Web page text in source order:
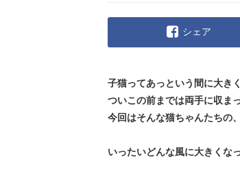
シェア
子猫ってあっという間に大き
ついこの前までは両手に収ま
今回はそんな猫ちゃんたちの
いったいどんな風に大きくな